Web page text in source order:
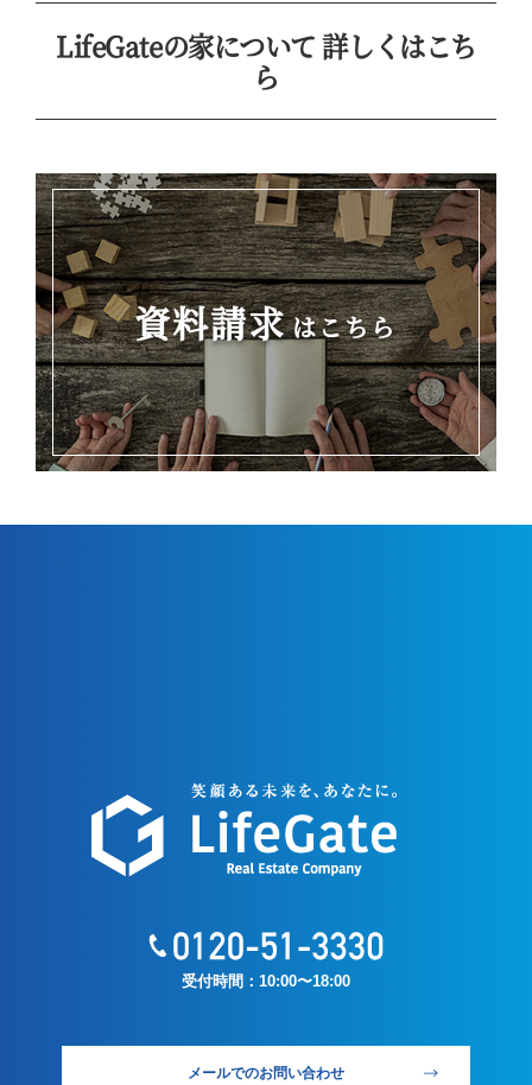
LifeGateの家について 詳しくはこち
ら
資料請求はこちら
メールでのお問い合わせ
受付時間：10:00〜18:00